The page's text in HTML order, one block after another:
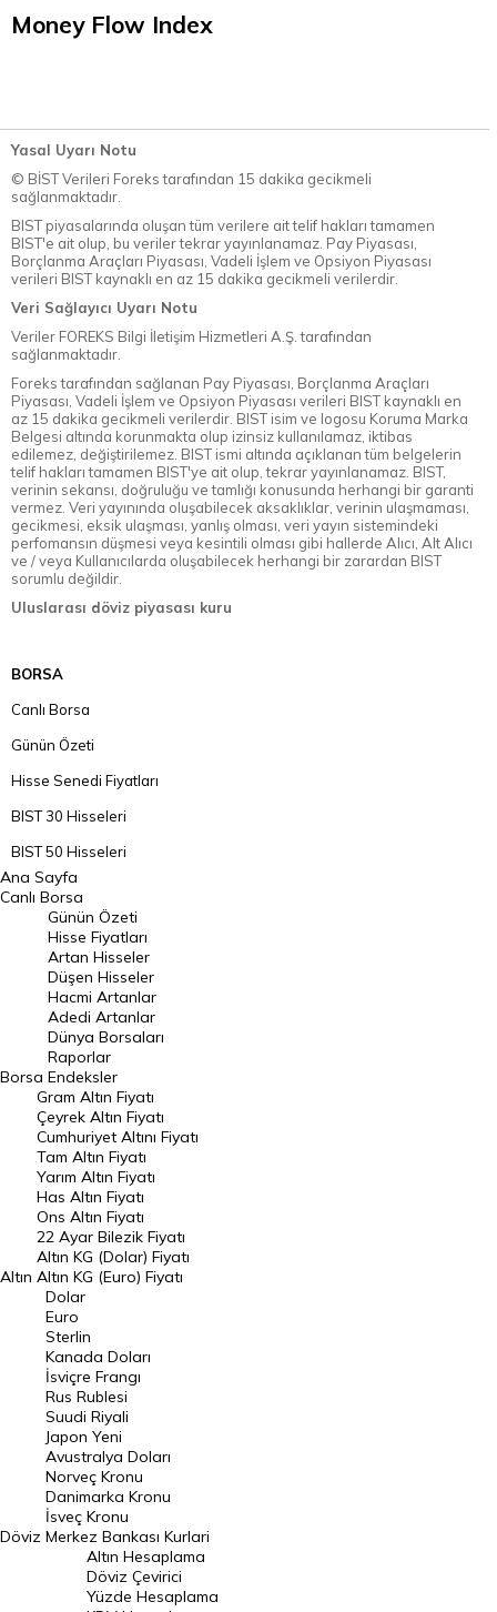
Money Flow Index
Yasal Uyarı Notu
© BİST Verileri Foreks tarafından 15 dakika gecikmeli
sağlanmaktadır.
BIST piyasalarında oluşan tüm verilere ait telif hakları tamamen
BIST'e ait olup, bu veriler tekrar yayınlanamaz. Pay Piyasası,
Borçlanma Araçları Piyasası, Vadeli İşlem ve Opsiyon Piyasası
verileri BIST kaynaklı en az 15 dakika gecikmeli verilerdir.
Veri Sağlayıcı Uyarı Notu
Veriler FOREKS Bilgi İletişim Hizmetleri A.Ş. tarafından
sağlanmaktadır.
Foreks tarafından sağlanan Pay Piyasası, Borçlanma Araçları
Piyasası, Vadeli İşlem ve Opsiyon Piyasası verileri BIST kaynaklı en
az 15 dakika gecikmeli verilerdir. BIST isim ve logosu Koruma Marka
Belgesi altında korunmakta olup izinsiz kullanılamaz, iktibas
edilemez, değiştirilemez. BIST ismi altında açıklanan tüm belgelerin
telif hakları tamamen BIST'ye ait olup, tekrar yayınlanamaz. BIST,
verinin sekansı, doğruluğu ve tamlığı konusunda herhangi bir garanti
vermez. Veri yayınında oluşabilecek aksaklıklar, verinin ulaşmaması,
gecikmesi, eksik ulaşması, yanlış olması, veri yayın sistemindeki
perfomansın düşmesi veya kesintili olması gibi hallerde Alıcı, Alt Alıcı
ve / veya Kullanıcılarda oluşabilecek herhangi bir zarardan BIST
sorumlu değildir.
Uluslarası döviz piyasası kuru
BORSA
Canlı Borsa
Günün Özeti
Hisse Senedi Fiyatları
BIST 30 Hisseleri
BIST 50 Hisseleri
BIST 100 Hisseleri
En Çok Artan Hisseler
En Çok Düşen Hisseler
Hacmi Artanlar
Geçmiş Kapanışlar
Dünya Borsaları
Raporlar
Endeksler
DÖVİZ
Döviz Kuru
Dolar Kuru
Euro Kuru
Pound Kuru
Frank Kuru
Riyal Kuru
Avustralya Doları
Danimarka Kronu Kuru
Kanada Doları Kuru
Norveç Kronu Kuru
İsveç Kronu Kuru
Japon Yeni Kuru
Ana Sayfa
Canlı Borsa
Borsa
Günün Özeti
Hisse Fiyatları
Artan Hisseler
Düşen Hisseler
Hacmi Artanlar
Adedi Artanlar
Dünya Borsaları
Raporlar
Endeksler
Altın
Gram Altın Fiyatı
Çeyrek Altın Fiyatı
Cumhuriyet Altını Fiyatı
Tam Altın Fiyatı
Yarım Altın Fiyatı
Has Altın Fiyatı
Ons Altın Fiyatı
22 Ayar Bilezik Fiyatı
Altın KG (Dolar) Fiyatı
Altın KG (Euro) Fiyatı
Döviz
Dolar
Euro
Sterlin
Kanada Doları
İsviçre Frangı
Rus Rublesi
Suudi Riyali
Japon Yeni
Avustralya Doları
Norveç Kronu
Danimarka Kronu
İsveç Kronu
Merkez Bankası Kurlari
Altın Hesaplama
Döviz Çevirici
Yüzde Hesaplama